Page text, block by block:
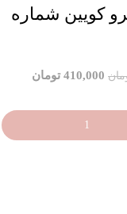
کویین شماره
410,000 تومان